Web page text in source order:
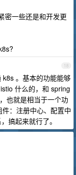
密一些还是和开发更
18
k8s 。基本的功能能够
什么的，和 spring
也就是相当于一个功
：注册中心、配置中
搞起来就行了。